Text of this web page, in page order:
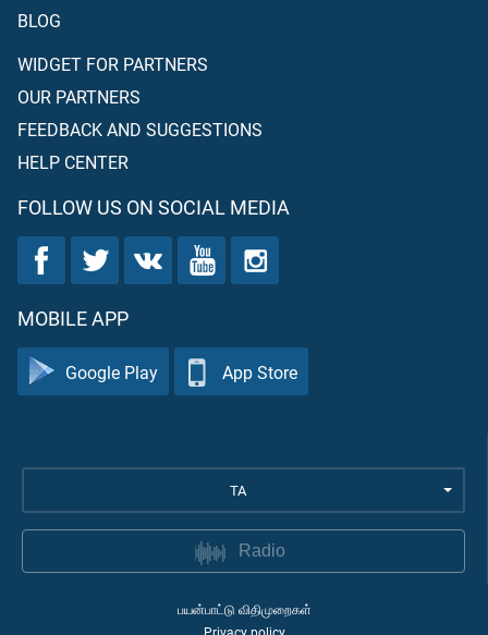
BLOG
WIDGET FOR PARTNERS
OUR PARTNERS
FEEDBACK AND SUGGESTIONS
HELP CENTER
FOLLOW US ON SOCIAL MEDIA
MOBILE APP
Google Play App Store
TA
Radio
பயன்பாட்டு விதிமுறைகள்